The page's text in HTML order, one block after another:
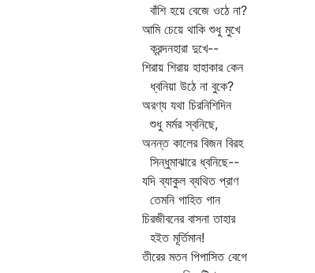
বাঁশি হয়ে বেজে ওঠে না?
আমি চেয়ে থাকি শুধু মুখে
ক্রন্দনহারা দুখে--
শিরায় শিরায় হাহাকার কেন
ধ্বনিয়া উঠে না বুকে?
অরণ্য যথা চিরনিশিদিন
শুধু মর্মর স্বনিছে,
অনন্ত কালের বিজন বিরহ
সিন্ধুমাঝারে ধ্বনিছে--
যদি ব্যাকুল ব্যথিত প্রাণ
তেমনি গাহিত গান
চিরজীবনের বাসনা তাহার
হইত মূর্তিমান!
তীরের মতন পিপাসিত বেগে